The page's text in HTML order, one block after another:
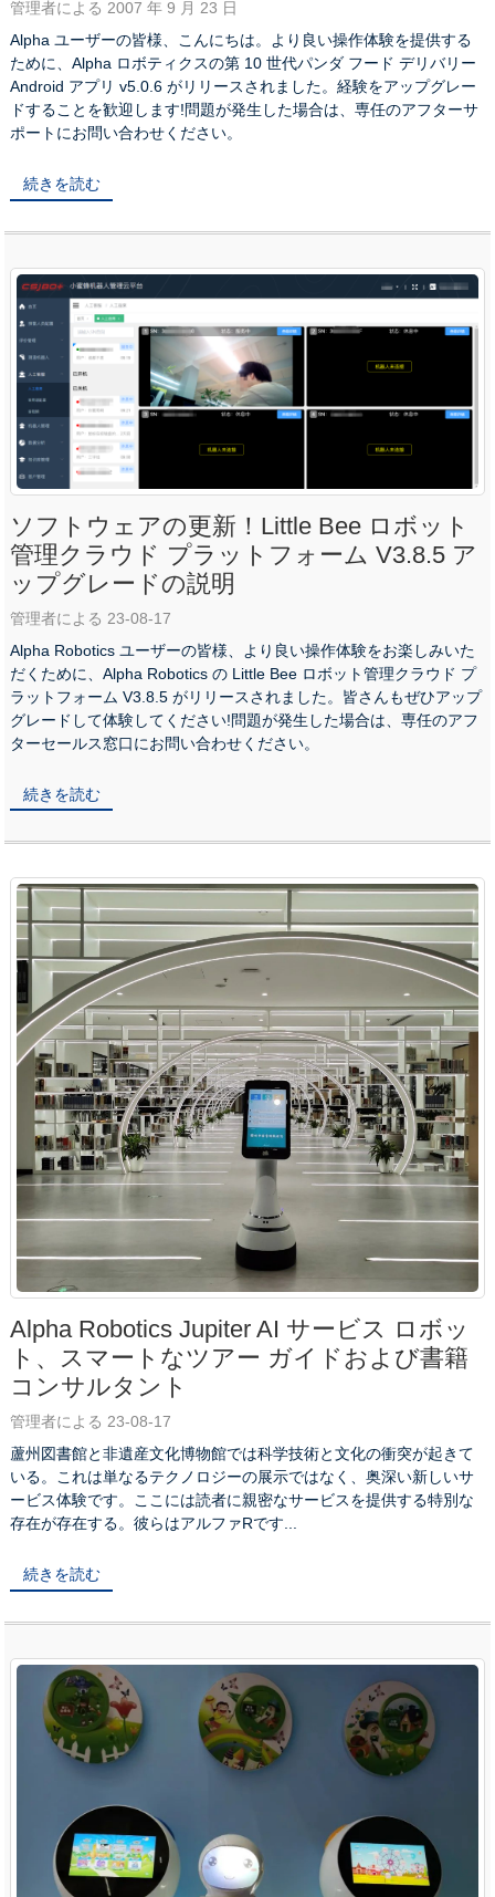
管理者による 2007 年 9 月 23 日
Alpha ユーザーの皆様、こんにちは。より良い操作体験を提供する
ために、Alpha ロボティクスの第 10 世代パンダ フード デリバリー
Android アプリ v5.0.6 がリリースされました。経験をアップグレー
ドすることを歓迎します!問題が発生した場合は、専任のアフターサ
ポートにお問い合わせください。
続きを読む
ソフトウェアの更新！Little Bee ロボット
管理クラウド プラットフォーム V3.8.5 ア
ップグレードの説明
管理者による 23-08-17
Alpha Robotics ユーザーの皆様、より良い操作体験をお楽しみいた
だくために、Alpha Robotics の Little Bee ロボット管理クラウド プ
ラットフォーム V3.8.5 がリリースされました。皆さんもぜひアップ
グレードして体験してください!問題が発生した場合は、専任のアフ
ターセールス窓口にお問い合わせください。
続きを読む
Alpha Robotics Jupiter AI サービス ロボッ
ト、スマートなツアー ガイドおよび書籍
コンサルタント
管理者による 23-08-17
蘆州図書館と非遺産文化博物館では科学技術と文化の衝突が起きて
いる。これは単なるテクノロジーの展示ではなく、奥深い新しいサ
ービス体験です。ここには読者に親密なサービスを提供する特別な
存在が存在する。彼らはアルファRです...
続きを読む